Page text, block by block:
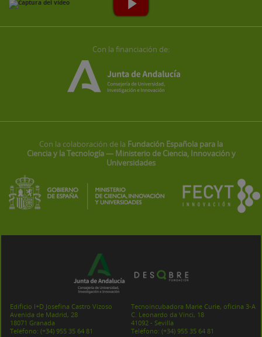
Con la financiación de:
Con la colaboración de la Fundación Española para la
Ciencia y la Tecnología — Ministerio de Ciencia, Innovación y
Universidades
Edificio I+D Josefina Castro Vizoso
Avenida de Madrid, 28
18071 Granada
Teléfono: (+34) 955 35 64 81
Tecnoincubadora Marie Curie, oficina 3-A
C. Leonardo da Vinci, 18
41092 - Sevilla
Teléfono: (+34) 955 35 64 81